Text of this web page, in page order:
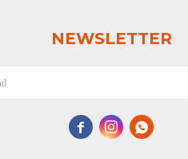
NEWSLETTER
  